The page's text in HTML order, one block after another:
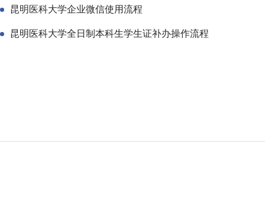
昆明医科大学企业微信使用流程
昆明医科大学全日制本科生学生证补办操作流程